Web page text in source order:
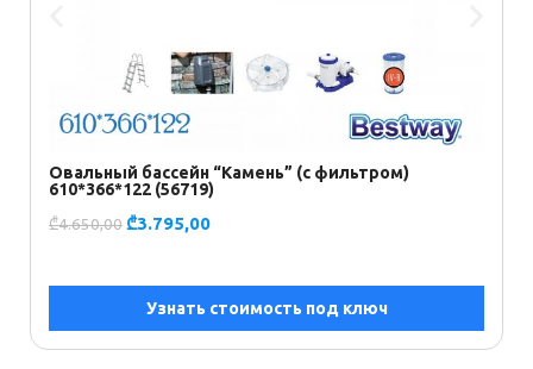
Овальный бассейн “Камень” (с фильтром)
610*366*122 (56719)
₾4.650,00₾3.795,00
Узнать стоимость под ключ